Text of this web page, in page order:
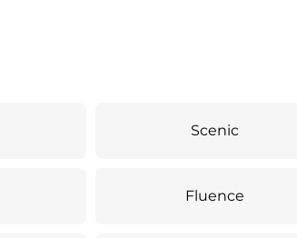
Scenic
Fluence